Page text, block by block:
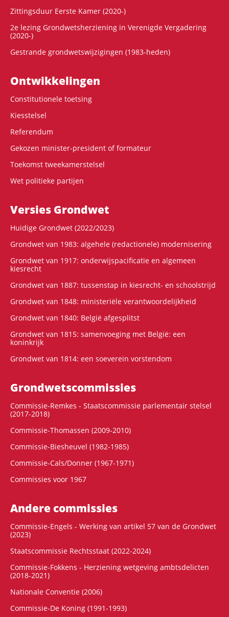
Zittingsduur Eerste Kamer (2020-)
2e lezing Grondwetsherziening in Verenigde Vergadering
(2020-)
Gestrande grondwetswijzigingen (1983-heden)
Ontwikke­lingen
Constitutionele toetsing
Kiesstelsel
Referendum
Gekozen minister-president of formateur
Toekomst tweekamerstelsel
Wet politieke partijen
Versies Grondwet
Huidige Grondwet (2022/2023)
Grondwet van 1983: algehele (redactionele) modernisering
Grondwet van 1917: onderwijspacificatie en algemeen
kiesrecht
Grondwet van 1887: tussenstap in kiesrecht- en schoolstrijd
Grondwet van 1848: ministeriële verantwoordelijkheid
Grondwet van 1840: België afgesplitst
Grondwet van 1815: samenvoeging met België: een
koninkrijk
Grondwet van 1814: een soeverein vorstendom
Grondwets­commissies
Commissie-Remkes - Staatscommissie parlementair stelsel
(2017-2018)
Commissie-Thomassen (2009-2010)
Commissie-Biesheuvel (1982-1985)
Commissie-Cals/Donner (1967-1971)
Commissies voor 1967
Andere commissies
Commissie-Engels - Werking van artikel 57 van de Grondwet
(2023)
Staatscommissie Rechtsstaat (2022-2024)
Commissie-Fokkens - Herziening wetgeving ambtsdelicten
(2018-2021)
Nationale Conventie (2006)
Commissie-De Koning (1991-1993)